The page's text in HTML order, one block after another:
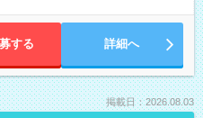
する 詳細へ
掲載日：2026.08.03